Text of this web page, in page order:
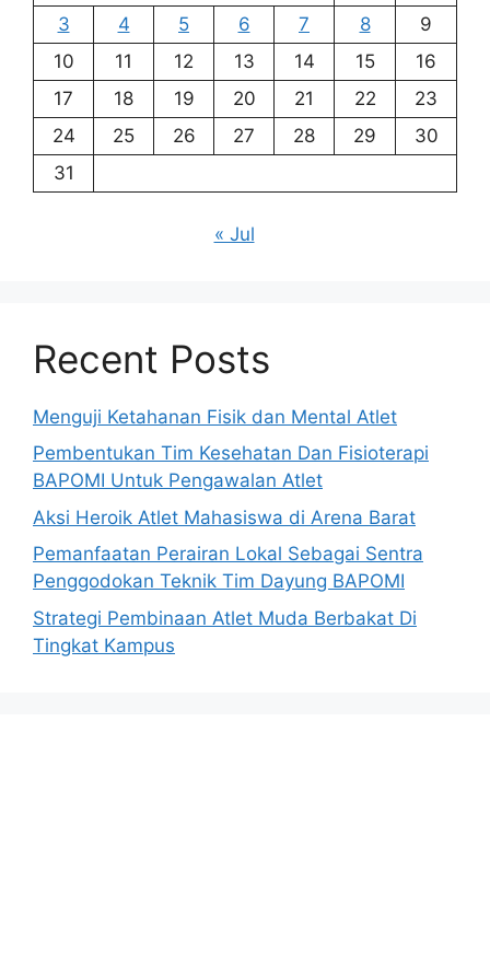
3
4 5 6 7 8
9
10
11 12 13 14 15
16
17
18 19 20 21 22
23
24
25 26 27 28 29
30
31
« Jul
Recent Posts
Menguji Ketahanan Fisik dan Mental Atlet
Pembentukan Tim Kesehatan Dan Fisioterapi
BAPOMI Untuk Pengawalan Atlet
Aksi Heroik Atlet Mahasiswa di Arena Barat
Pemanfaatan Perairan Lokal Sebagai Sentra
Penggodokan Teknik Tim Dayung BAPOMI
Strategi Pembinaan Atlet Muda Berbakat Di
Tingkat Kampus